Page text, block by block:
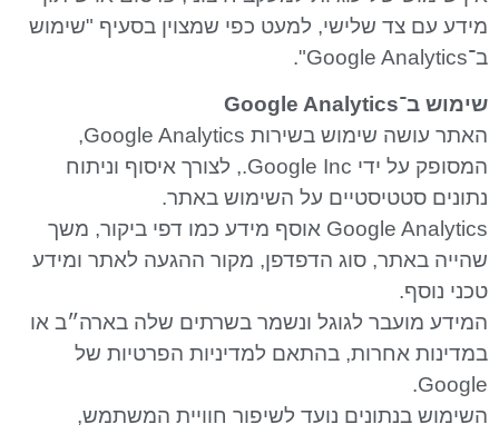
מידע עם צד שלישי, למעט כפי שמצוין בסעיף "שימוש
ב־Google Analytics".
שימוש ב־Google Analytics
האתר עושה שימוש בשירות Google Analytics,
המסופק על ידי Google Inc., לצורך איסוף וניתוח
נתונים סטטיסטיים על השימוש באתר.
Google Analytics אוסף מידע כמו דפי ביקור, משך
שהייה באתר, סוג הדפדפן, מקור ההגעה לאתר ומידע
טכני נוסף.
המידע מועבר לגוגל ונשמר בשרתים שלה בארה״ב או
במדינות אחרות, בהתאם למדיניות הפרטיות של
Google.
השימוש בנתונים נועד לשיפור חוויית המשתמש,